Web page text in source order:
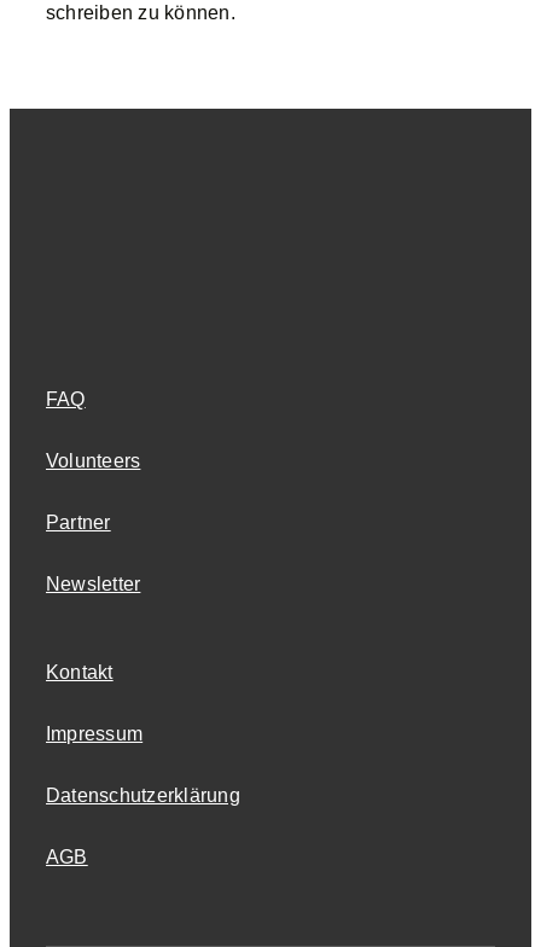
schreiben zu können.
FAQ
Volunteers
Partner
Newsletter
Kontakt
Impressum
Datenschutzerklärung
AGB